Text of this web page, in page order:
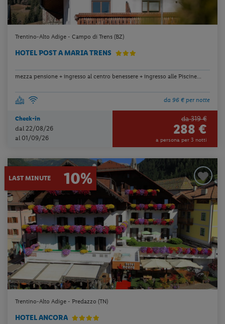
Trentino-Alto Adige - Campo di Trens (BZ)
HOTEL POST A MARIA TRENS
mezza pensione + ingresso al centro benessere + ingresso alle Piscine...
da 96 € per notte
Check-in
dal 22/08/26
al 01/09/26
da 319 €
288 €
a persona per 3 notti
LAST MINUTE 10%
Trentino-Alto Adige - Predazzo (TN)
HOTEL ANCORA